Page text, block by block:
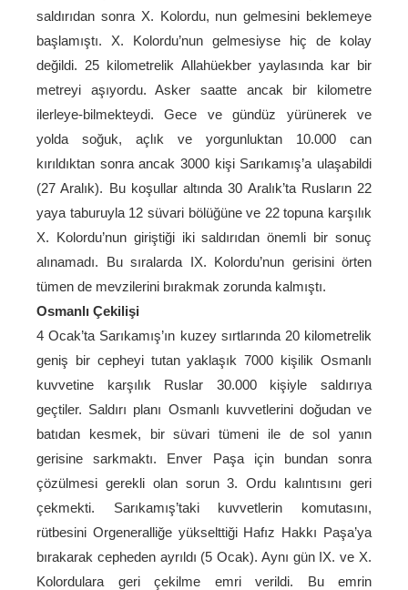
saldırıdan sonra X. Kolordu, nun gelmesini beklemeye
başlamıştı. X. Kolordu’nun gelmesiyse hiç de kolay
değildi. 25 kilometrelik Allahüekber yaylasında kar bir
metreyi aşıyordu. Asker saatte ancak bir kilometre
ilerleye-bilmekteydi. Gece ve gündüz yürünerek ve
yolda soğuk, açlık ve yorgunluktan 10.000 can
kırıldıktan sonra ancak 3000 kişi Sarıkamış’a ulaşabildi
(27 Aralık). Bu koşullar altında 30 Aralık’ta Rusların 22
yaya taburuyla 12 süvari bölüğüne ve 22 topuna karşılık
X. Kolordu’nun giriştiği iki saldırıdan önemli bir sonuç
alınamadı. Bu sıralarda IX. Kolordu’nun gerisini örten
tümen de mevzilerini bırakmak zorunda kalmıştı.
Osmanlı Çekilişi
4 Ocak’ta Sarıkamış’ın kuzey sırtlarında 20 kilometrelik
geniş bir cepheyi tutan yaklaşık 7000 kişilik Osmanlı
kuvvetine karşılık Ruslar 30.000 kişiyle saldırıya
geçtiler. Saldırı planı Osmanlı kuvvetlerini doğudan ve
batıdan kesmek, bir süvari tümeni ile de sol yanın
gerisine sarkmaktı. Enver Paşa için bundan sonra
çözülmesi gerekli olan sorun 3. Ordu kalıntısını geri
çekmekti. Sarıkamış’taki kuvvetlerin komutasını,
rütbesini Orgeneralliğe yükselttiği Hafız Hakkı Paşa’ya
bırakarak cepheden ayrıldı (5 Ocak). Aynı gün IX. ve X.
Kolordulara geri çekilme emri verildi. Bu emrin